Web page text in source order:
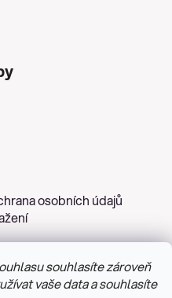
souhlasíte zároveň
vaše data a souhlasíte
osobních údajů